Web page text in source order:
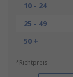
10 - 24
25 - 49
50 +
*Richtpreis